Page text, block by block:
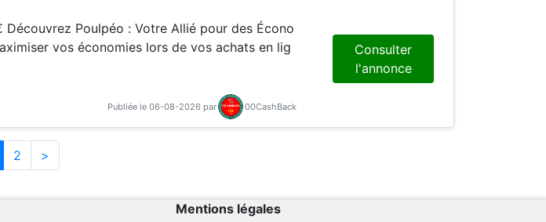
Poulpéo : Votre Allié pour des Écono
vos économies lors de vos achats en lig
Publiée le 06-08-2026 par 00CashBack
Consulter
l'annonce
2 >
Mentions légales